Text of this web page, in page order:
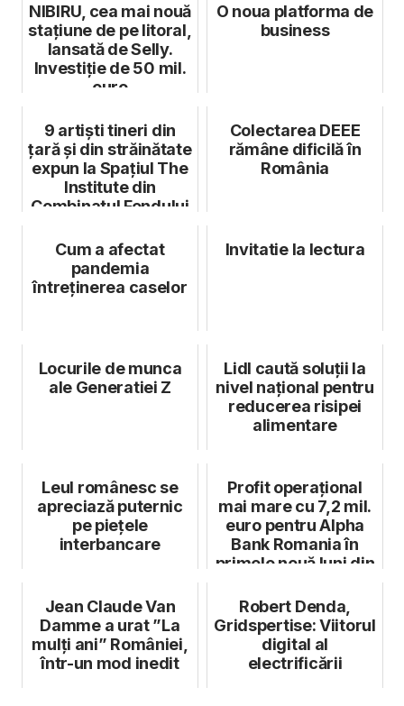
NIBIRU, cea mai nouă
stațiune de pe litoral,
lansată de Selly.
Investiție de 50 mil.
euro
O noua platforma de
business
9 artiști tineri din
țară și din străinătate
expun la Spațiul The
Institute din
Combinatul Fondului
Colectarea DEEE
rămâne dificilă în
România
Cum a afectat
pandemia
întreținerea caselor
Invitatie la lectura
Locurile de munca
ale Generatiei Z
Lidl caută soluții la
nivel național pentru
reducerea risipei
alimentare
Leul românesc se
apreciază puternic
pe piețele
interbancare
Profit operațional
mai mare cu 7,2 mil.
euro pentru Alpha
Bank Romania în
primele nouă luni din
Jean Claude Van
Damme a urat ”La
mulți ani” României,
într-un mod inedit
Robert Denda,
Gridspertise: Viitorul
digital al
electrificării